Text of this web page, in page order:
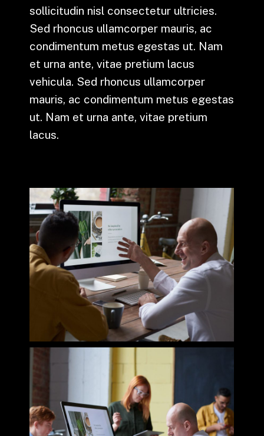
sollicitudin nisl consectetur ultricies.
Sed rhoncus ullamcorper mauris, ac
condimentum metus egestas ut. Nam
et urna ante, vitae pretium lacus
vehicula. Sed rhoncus ullamcorper
mauris, ac condimentum metus egestas
ut. Nam et urna ante, vitae pretium
lacus.